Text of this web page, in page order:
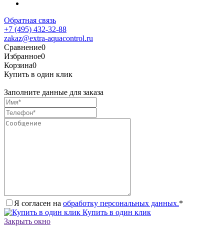
Обратная связь
+7 (495) 432-32-88
zakaz@extra-aquacontrol.ru
Сравнение0
Избранное0
Корзина0
Купить в один клик
Заполните данные для заказа
Я согласен на обработку персональных данных.*
Купить в один клик
Закрыть окно